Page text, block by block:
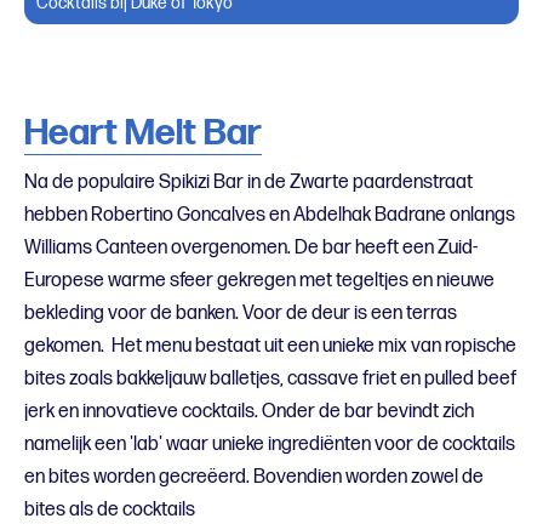
Heart Melt Bar
Na de populaire Spikizi Bar in de Zwarte paardenstraat
hebben Robertino Goncalves en Abdelhak Badrane onlangs
Williams Canteen overgenomen. De bar heeft een Zuid-
Europese warme sfeer gekregen met tegeltjes en nieuwe
bekleding voor de banken. Voor de deur is een terras
gekomen. Het menu bestaat uit een unieke mix van ropische
bites zoals bakkeljauw balletjes, cassave friet en pulled beef
jerk en innovatieve cocktails. Onder de bar bevindt zich
namelijk een 'lab' waar unieke ingrediënten voor de cocktails
en bites worden gecreëerd. Bovendien worden zowel de
bites als de cocktails